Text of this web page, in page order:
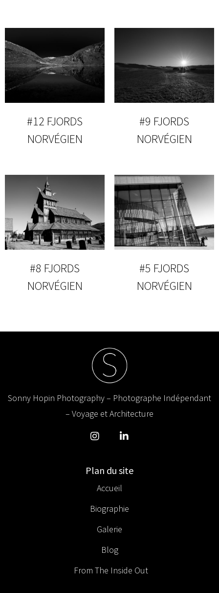
#12 FJORDS
NORVÉGIEN
#9 FJORDS
NORVÉGIEN
#8 FJORDS
NORVÉGIEN
#5 FJORDS
NORVÉGIEN
Sonny Hopin Photography – Photographe Indépendant
– Voyage et Architecture
Plan du site
Accueil
Biographie
Galerie
Blog
From The Inside Out